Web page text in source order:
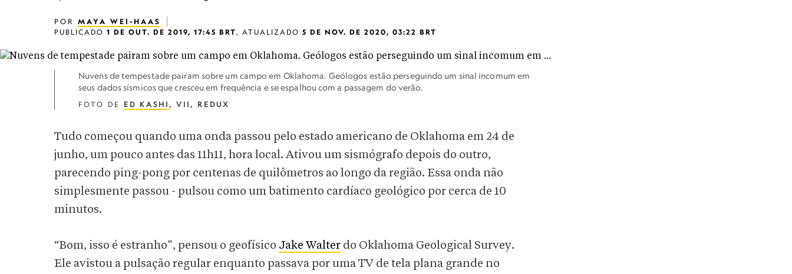
POR MAYA WEI-HAAS
PUBLICADO 1 DE OUT. DE 2019, 17:45 BRT, ATUALIZADO 5 DE NOV. DE 2020, 03:22 BRT
Nuvens de tempestade pairam sobre um campo em Oklahoma. Geólogos estão perseguindo um sinal incomum em
seus dados sísmicos que cresceu em frequência e se espalhou com a passagem do verão.
FOTO DE ED KASHI , VII, REDUX
Tudo começou quando uma onda passou pelo estado americano de Oklahoma em 24 de
junho, um pouco antes das 11h11, hora local. Ativou um sismógrafo depois do outro,
parecendo ping-pong por centenas de quilômetros ao longo da região. Essa onda não
simplesmente passou - pulsou como um batimento cardíaco geológico por cerca de 10
minutos.
“Bom, isso é estranho”, pensou o geofísico Jake Walter do Oklahoma Geological Survey.
Ele avistou a pulsação regular enquanto passava por uma TV de tela plana grande no